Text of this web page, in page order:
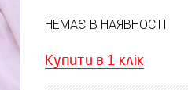
НЕМАЄ В НАЯВНОСТІ
Купити в 1 клік